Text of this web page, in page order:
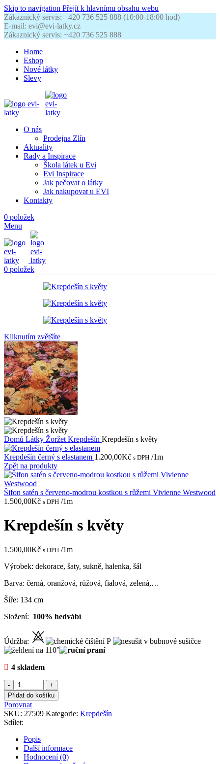
Skip to navigation Přejít k hlavnímu obsahu webu
Zákaznický servis: +420 736 525 888 (10:00-18:00 hod)
E-mail: evi@evi-latky.cz
Zákaznický servis: +420 736 525 888
Home
Eshop
Nové látky
Slevy
O nás
Prodejna Zlín
Aktuality
Rady a Inspirace
Škola látek u Evi
Evi Inspirace
Jak pečovat o látky
Jak nakupovat u EVI
Kontakty
0 položek
Menu
0 položek
Kliknutím zvětšíte
Domů Látky Žoržet Krepdešín Krepdešín s květy
Krepdešín černý s elastanem 1.200,00Kč s DPH /1m
Zpět na produkty
Šifon satén s červeno-modrou kostkou s růžemi Vivienne Westwood
1.500,00Kč s DPH /1m
Krepdešín s květy
1.500,00Kč s DPH /1m
Výrobek: dekorace, šaty, sukně, halenka, šál
Barva: černá, oranžová, růžová, fialová, zelená,…
Šíře: 134 cm
Složení: 100% hedvábí
Údržba:
4 skladem
Krepdešín
s
květy
množství
Přidat do košíku
Porovnat
SKU: 27509 Kategorie: Krepdešín
Sdílet:
Popis
Další informace
Hodnocení (0)